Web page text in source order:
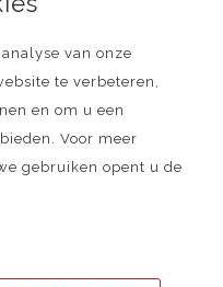
van onze
te verbeteren,
en om u een
Voor meer
gebruiken opent u de